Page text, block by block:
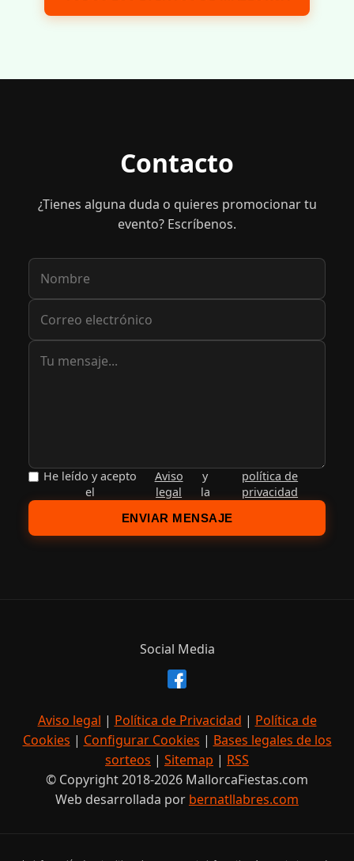
Contacto
¿Tienes alguna duda o quieres promocionar tu
evento? Escríbenos.
He leído y acepto
el
Aviso
legal
y
la
política de
privacidad
ENVIAR MENSAJE
Social Media
Aviso legal | Política de Privacidad | Política de
Cookies | Configurar Cookies | Bases legales de los
sorteos | Sitemap | RSS
© Copyright 2018-2026 MallorcaFiestas.com
Web desarrollada por bernatllabres.com